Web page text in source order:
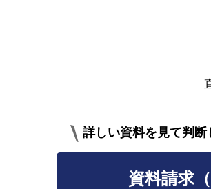
詳しい資料を見て判断
資料請求（